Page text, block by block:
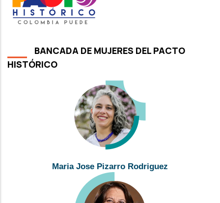
BANCADA DE MUJERES DEL PACTO
HISTÓRICO
Maria Jose Pizarro Rodriguez